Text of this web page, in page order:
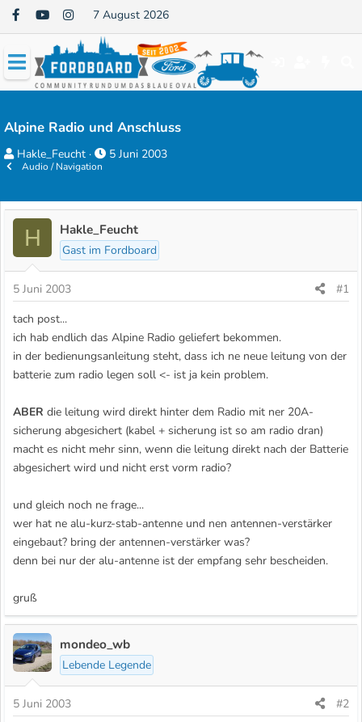
7 August 2026
Alpine Radio und Anschluss
E
t
e
r
Hakle_Feucht
E
t
e
l
l
a
5 Juni 2003
Audio / Navigation
H Hakle_Feucht
Gast im Fordboard
5 Juni 2003
#1
tach post...
ich hab endlich das Alpine Radio geliefert bekommen.
in der bedienungsanleitung steht, dass ich ne neue leitung von der
batterie zum radio legen soll <- ist ja kein problem.
ABER die leitung wird direkt hinter dem Radio mit ner 20A-
sicherung abgesichert (kabel + sicherung ist so am radio dran)
macht es nicht mehr sinn, wenn die leitung direkt nach der Batterie
abgesichert wird und nicht erst vorm radio?
und gleich noch ne frage...
wer hat ne alu-kurz-stab-antenne und nen antennen-verstärker
eingebaut? bring der antennen-verstärker was?
denn bei nur der alu-antenne ist der empfang sehr bescheiden.
gruß
mondeo_wb
Lebende Legende
5 Juni 2003
#2